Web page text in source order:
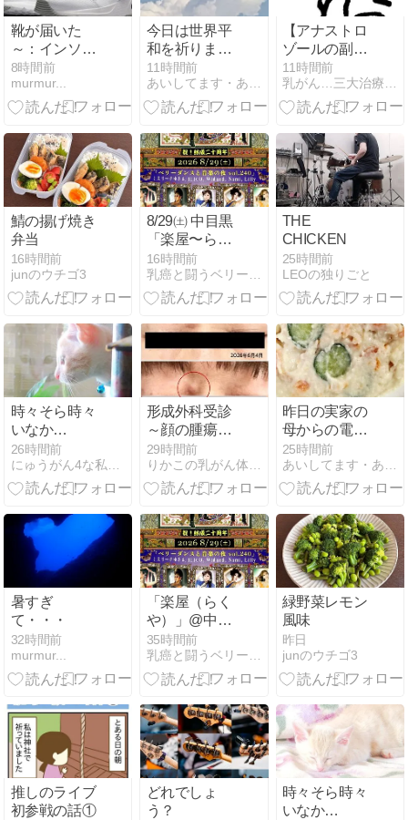
靴が届いた
～：インソー
ル(5)
8時間前
murmur...
今日は世界平
和を祈りまし
た
11時間前
あいしてます・ありがとう＊えみこのブログ＊乳がんになってから
【アナストロ
ゾールの副作
用？】頭痛が
治まった漢方
薬と、寝不足
の日
11時間前
乳がん…三大治療は無治療だけど、ゆる〜り元気に暮らしています
鯖の揚げ焼き
弁当
16時間前
junのウチゴ3
8/29㈯ 中目黒
「楽屋〜らく
や〜」
16時間前
THE
CHICKEN
25時間前
LEOの独りごと
時々そら時々
いなか
（nya.3488）
26時間前
形成外科受診
～顔の腫瘍の
状態～
29時間前
昨日の実家の
母からの電話
♥️と嬉しかっ
たこと！
25時間前
暑すぎ
て・・・
32時間前
murmur...
「楽屋（らく
や）」@中目
黒で舞います
35時間前
緑野菜レモン
風味
昨日
junのウチゴ3
推しのライブ
初参戦の話①
どれでしょ
う？
時々そら時々
いなか